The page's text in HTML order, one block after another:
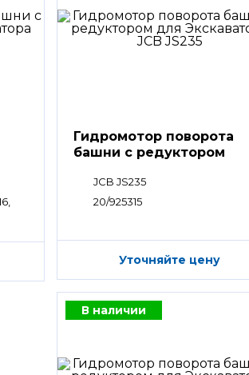
Гидромотор поворота
башни с редуктором
JCB JS235
20/925315
Уточняйте цену
В наличии